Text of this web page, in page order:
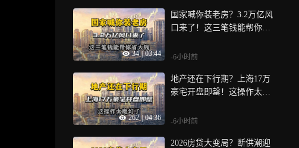
34 | 03:44
国家喊你装老房？3.2万亿风
口来了！这三笔钱能帮你省
-6小时前
262 | 04:36
地产还在下行期？上海17万
豪宅开盘即罄！这操作太魔
-6小时前
2026房贷大变局？断供潮迎